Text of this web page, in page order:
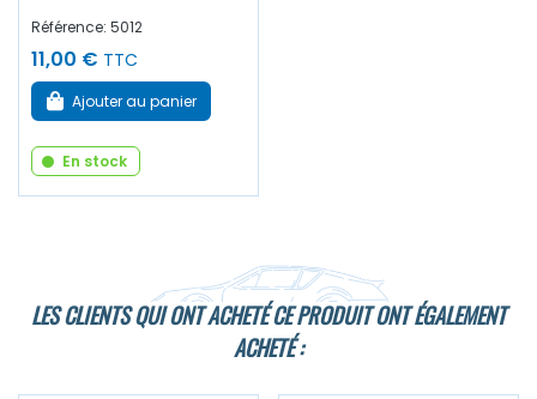
Référence: 5012
11,00 € TTC
Ajouter au panier
En stock
LES CLIENTS QUI ONT ACHETÉ CE PRODUIT ONT ÉGALEMENT
ACHETÉ :